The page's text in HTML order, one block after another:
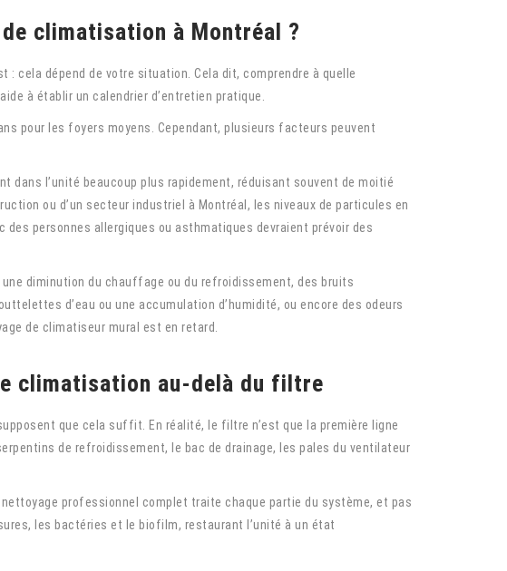
climatisation à Montréal ?
cela dépend de votre situation. Cela dit, comprendre à quelle
à établir un calendrier d’entretien pratique.
pour les foyers moyens. Cependant, plusieurs facteurs peuvent
dans l’unité beaucoup plus rapidement, réduisant souvent de moitié
ou d’un secteur industriel à Montréal, les niveaux de particules en
personnes allergiques ou asthmatiques devraient prévoir des
diminution du chauffage ou du refroidissement, des bruits
d’eau ou une accumulation d’humidité, ou encore des odeurs
de climatiseur mural est en retard.
climatisation au-delà du filtre
que cela suffit. En réalité, le filtre n’est que la première ligne
de refroidissement, le bac de drainage, les pales du ventilateur
professionnel complet traite chaque partie du système, et pas
les bactéries et le biofilm, restaurant l’unité à un état